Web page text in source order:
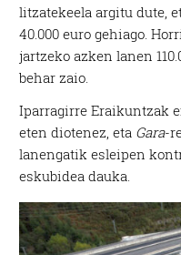
litzatekeela argitu dute,
40.000 euro gehiago.
jartzeko azken lanen
behar zaio.
Iparragirre Eraikuntzak
eten diotenez, eta Gara-
lanengatik esleipen
eskubidea dauka.